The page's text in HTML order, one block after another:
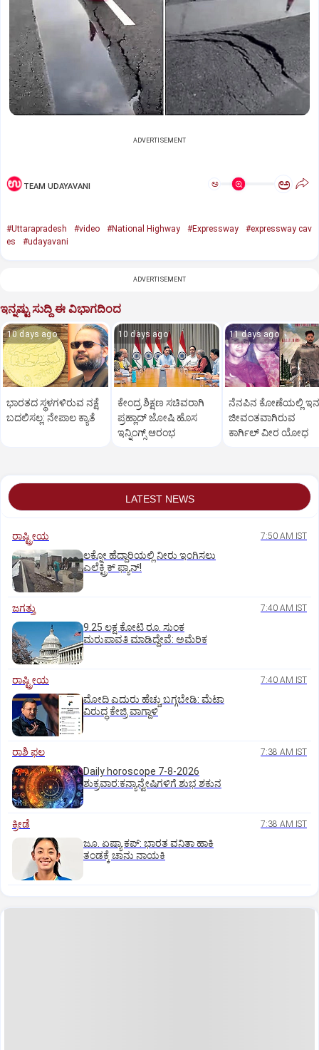
ADVERTISEMENT
TEAM UDAYAVANI ಅ ಅ
#Uttarapradesh #video #National Highway #Expressway
#expressway cav
es
#udayavani
ADVERTISEMENT
ಇನ್ನಷ್ಟು ಸುದ್ದಿ ಈ ವಿಭಾಗದಿಂದ
10 days ago
ಭಾರತದ ಸ್ಥಳಗಳಿರುವ ನಕ್ಷೆ
ಬದಲಿಸಲ್ಲ: ನೇಪಾಲ ಕ್ಯಾತೆ
10 days ago
ಕೇಂದ್ರ ಶಿಕ್ಷಣ ಸಚಿವರಾಗಿ
ಪ್ರಹ್ಲಾದ್‌ ಜೋಷಿ ಹೊಸ
ಇನ್ನಿಂಗ್ಸ್‌ ಆರಂಭ
11 days ago
ನೆನಪಿನ ಕೋಣೆಯಲ್ಲಿ
ಜೀವಂತವಾಗಿರುವ
ಕಾರ್ಗಿಲ್ ವೀರ ಯೋಧ
LATEST NEWS
ರಾಷ್ಟ್ರೀಯ 7:50 AM IST
ಲಕ್ನೋ ಹೆದ್ದಾರಿಯಲ್ಲಿ ನೀರು ಇಂಗಿಸಲು
ಎಲೆಕ್ಟ್ರಿಕ್‌ ಫ್ಯಾನ್‌!
ಜಗತ್ತು 7:40 AM IST
9.25 ಲಕ್ಷ ಕೋಟಿ ರೂ. ಸುಂಕ
ಮರುಪಾವತಿ ಮಾಡಿದ್ದೇವೆ: ಅಮೆರಿಕ
ರಾಷ್ಟ್ರೀಯ 7:40 AM IST
ಮೋದಿ ಎದುರು ಹೆಚ್ಚು ಬಗ್ಗಬೇಡಿ: ಮೆಟಾ
ವಿರುದ್ಧ ಕೇಜ್ರಿ ವಾಗ್ದಾಳಿ
ರಾಶಿ ಫಲ 7:38 AM IST
Daily horoscope 7-8-2026
ಶುಕ್ರವಾರ:ಕನ್ಯಾನ್ವೇಷಿಗಳಿಗೆ ಶುಭ ಶಕುನ
ಕ್ರೀಡೆ 7:38 AM IST
ಜೂ. ಏಷ್ಯಾ ಕಪ್‌: ಭಾರತ ವನಿತಾ ಹಾಕಿ
ತಂಡಕ್ಕೆ ಚಾನು ನಾಯಕಿ